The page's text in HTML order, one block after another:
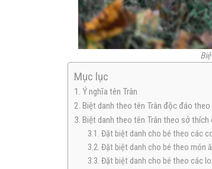
Mục lục
1. Ý nghĩa tên Trân
2. Biệt danh theo tên Trân độc đáo
3. Biệt danh theo tên Trân theo sở thích
3.1. Đặt biệt danh cho bé theo các
3.2. Đặt biệt danh cho bé theo món
3.3. Đặt biệt danh cho bé theo các